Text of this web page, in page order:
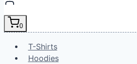
0
T-Shirts
Hoodies